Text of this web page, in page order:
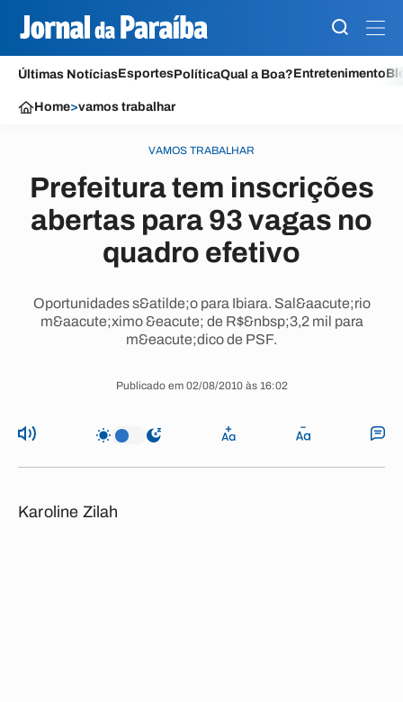
Últimas NotíciasEsportesPolíticaQual a Boa?Entretenimento
Home>vamos trabalhar
VAMOS TRABALHAR
Prefeitura tem inscrições
abertas para 93 vagas no
quadro efetivo
Oportunidades s&atilde;o para Ibiara. Sal&aacute;rio
m&aacute;ximo &eacute; de R$&nbsp;3,2 mil para
m&eacute;dico de PSF.
Publicado em 02/08/2010 às 16:02
Karoline Zilah